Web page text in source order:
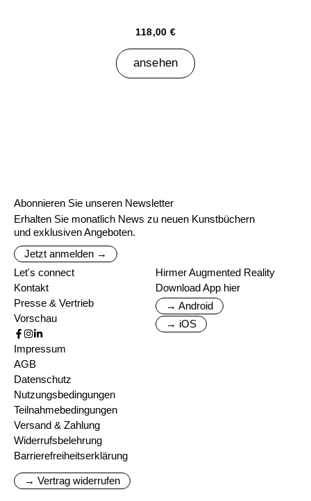
118,00 €
ansehen
Abonnieren Sie unseren Newsletter
Erhalten Sie monatlich News zu neuen Kunstbüchern
und exklusiven Angeboten.
Jetzt anmelden →
Let's connect
Kontakt
Presse & Vertrieb
Vorschau
Hirmer Augmented Reality
Download App hier
→ Android
→ iOS
Impressum
AGB
Datenschutz
Nutzungsbedingungen
Teilnahmebedingungen
Versand & Zahlung
Widerrufsbelehrung
Barrierefreiheitserklärung
→ Vertrag widerrufen